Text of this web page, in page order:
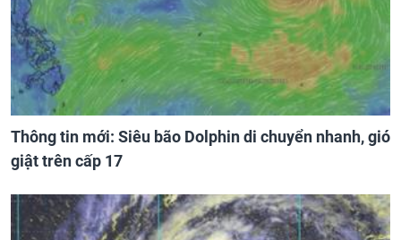
Thông tin mới: Siêu bão Dolphin di chuyển nhanh, gió
giật trên cấp 17